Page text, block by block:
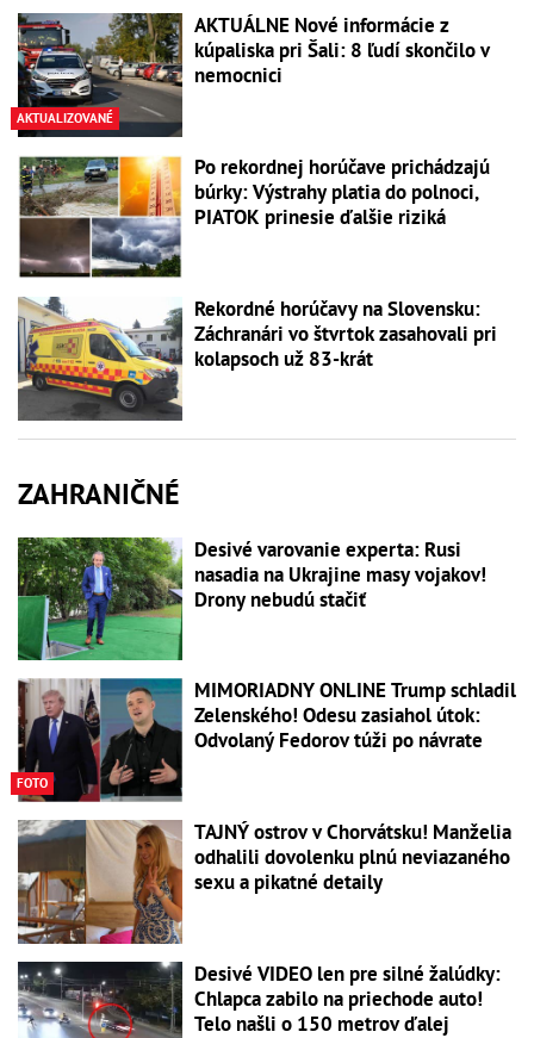
AKTUALIZOVANÉ
AKTUÁLNE Nové informácie z
kúpaliska pri Šali: 8 ľudí skončilo v
nemocnici
Po rekordnej horúčave prichádzajú
búrky: Výstrahy platia do polnoci,
PIATOK prinesie ďalšie riziká
Rekordné horúčavy na Slovensku:
Záchranári vo štvrtok zasahovali pri
kolapsoch už 83-krát
ZAHRANIČNÉ
Desivé varovanie experta: Rusi
nasadia na Ukrajine masy vojakov!
Drony nebudú stačiť
FOTO
MIMORIADNY ONLINE Trump schladil
Zelenského! Odesu zasiahol útok:
Odvolaný Fedorov túži po návrate
TAJNÝ ostrov v Chorvátsku! Manželia
odhalili dovolenku plnú neviazaného
sexu a pikatné detaily
Desivé VIDEO len pre silné žalúdky:
Chlapca zabilo na priechode auto!
Telo našli o 150 metrov ďalej